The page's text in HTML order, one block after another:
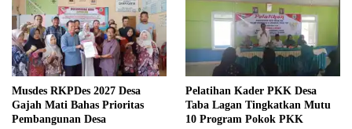
Musdes RKPDes 2027 Desa
Gajah Mati Bahas Prioritas
Pembangunan Desa
Pelatihan Kader PKK Desa
Taba Lagan Tingkatkan Mutu
10 Program Pokok PKK